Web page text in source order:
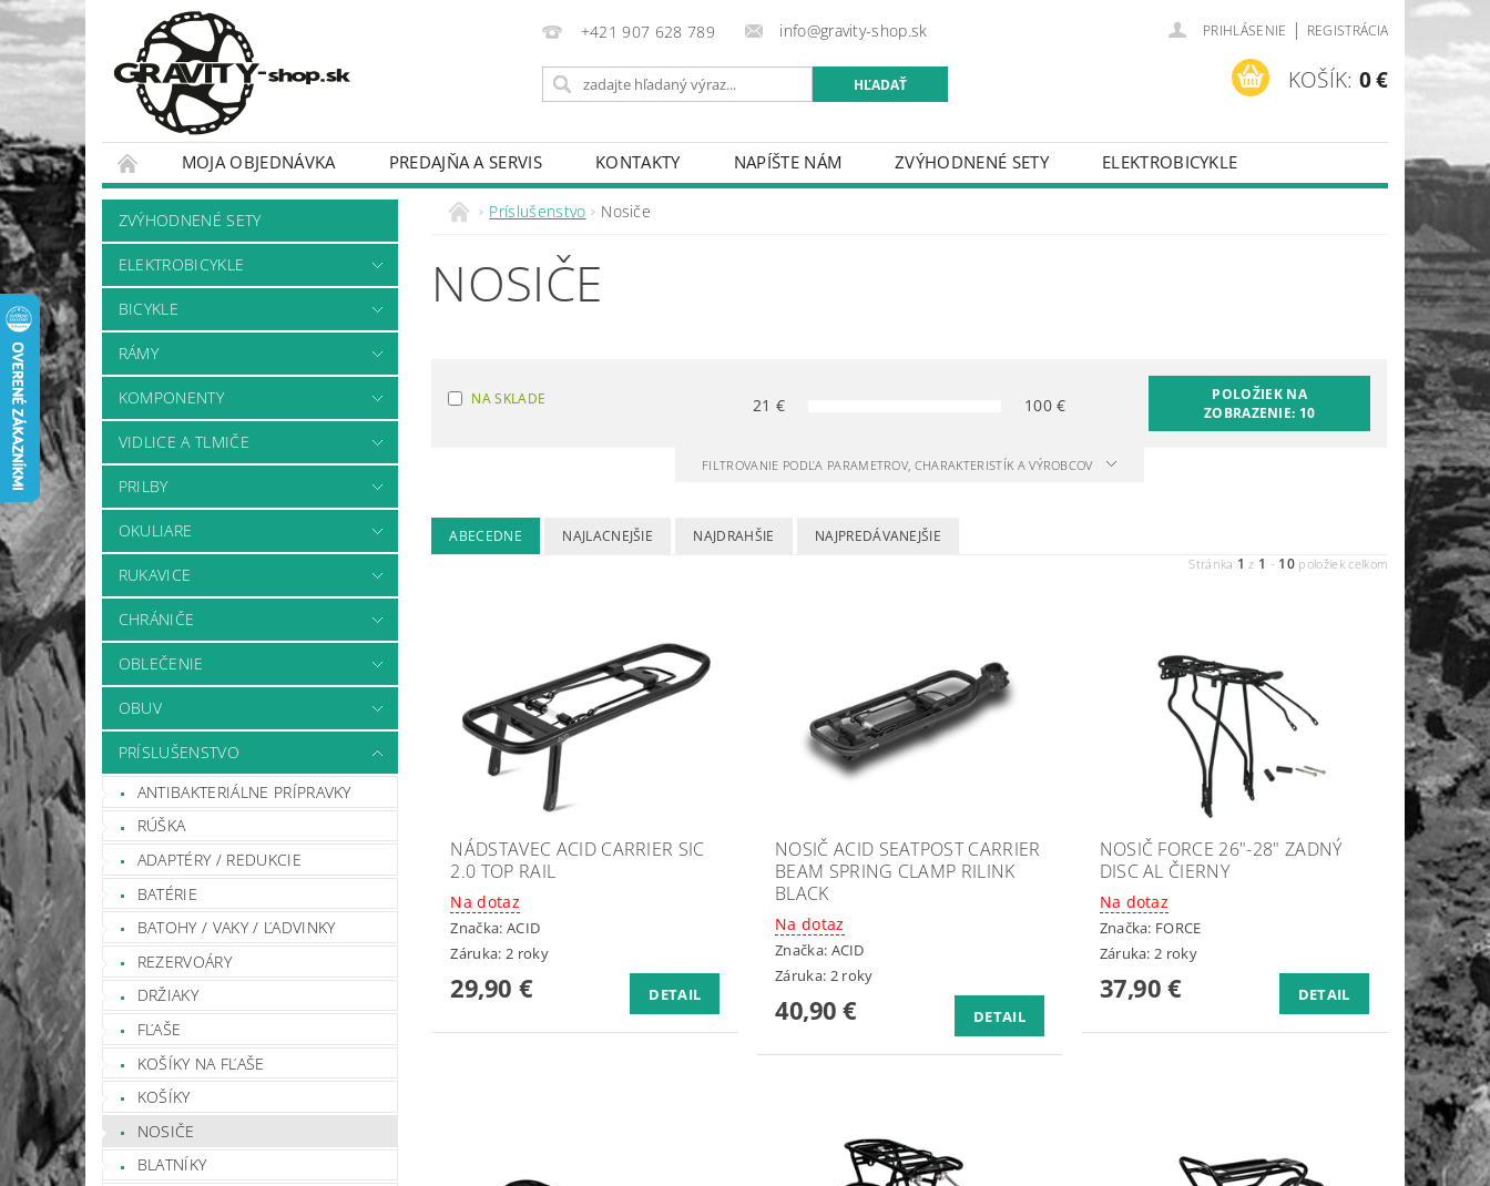
+421 907 628 789 info@gravity-shop.sk PRIHLÁSENIE | REGISTRÁCIA
KOŠÍK: 0 €
MOJA OBJEDNÁVKA PREDAJŇA A SERVIS KONTAKTY NAPÍŠTE NÁM ZVÝHODNENÉ SETY
ELEKTROBICYKLE
BICYKLE
RÁMY
ZVÝHODNENÉ SETY
ELEKTROBICYKLE
BICYKLE
RÁMY
KOMPONENTY
VIDLICE A TLMIČE
PRILBY
OKULIARE
RUKAVICE
CHRÁNIČE
OBLEČENIE
OBUV
PRÍSLUŠENSTVO
ANTIBAKTERIÁLNE PRÍPRAVKY
RÚŠKA
ADAPTÉRY / REDUKCIE
BATÉRIE
BATOHY / VAKY / ĽADVINKY
REZERVOÁRY
DRŽIAKY
FĽAŠE
KOŠÍKY NA FĽAŠE
KOŠÍKY
NOSIČE
BLATNÍKY
Príslušenstvo Nosiče
NOSIČE
NA SKLADE 21 € 100€
POLOŽIEK NA
ZOBRAZENIE: 10
FILTROVANIE PODĽA PARAMETROV, CHARAKTERISTÍK A VÝROBCOV
ABECEDNE NAJLACNEJŠIE NAJDRAHŠIE NAJPREDÁVANEJŠIE
Stránka 1 z 1 - 10 položiek celkom
NÁDSTAVEC ACID CARRIER SIC
2.0 TOP RAIL
Na dotaz
Značka: ACID
Záruka: 2 roky
29,90 € DETAIL
NOSIČ ACID SEATPOST CARRIER
BEAM SPRING CLAMP RILINK
BLACK
Na dotaz
Značka: ACID
Záruka: 2 roky
40,90 € DETAIL
NOSIČ FORCE 26"-28" ZADNÝ
DISC AL ČIERNY
Na dotaz
Značka: FORCE
Záruka: 2 roky
37,90 € DETAIL